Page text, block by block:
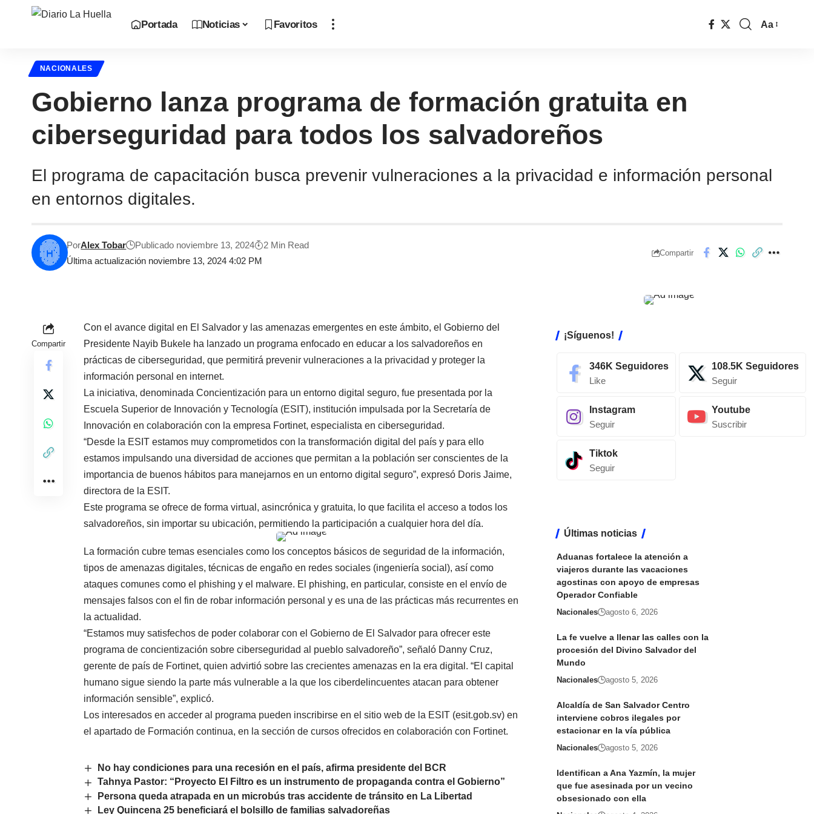
Portada Noticias Favoritos Aa
NACIONALES
Gobierno lanza programa de formación gratuita en
ciberseguridad para todos los salvadoreños
El programa de capacitación busca prevenir vulneraciones a la privacidad e información personal
en entornos digitales.
Última actualización noviembre 13, 2024 4:02 PM
PorAlex Tobar Publicado noviembre 13, 2024 2 Min Read
Compartir
Compartir
Con el avance digital en El Salvador y las amenazas emergentes en este ámbito, el Gobierno del
Presidente Nayib Bukele ha lanzado un programa enfocado en educar a los salvadoreños en
prácticas de ciberseguridad, que permitirá prevenir vulneraciones a la privacidad y proteger la
información personal en internet.
La iniciativa, denominada Concientización para un entorno digital seguro, fue presentada por la
Escuela Superior de Innovación y Tecnología (ESIT), institución impulsada por la Secretaría de
Innovación en colaboración con la empresa Fortinet, especialista en ciberseguridad.
“Desde la ESIT estamos muy comprometidos con la transformación digital del país y para ello
estamos impulsando una diversidad de acciones que permitan a la población ser conscientes de la
importancia de buenos hábitos para manejarnos en un entorno digital seguro”, expresó Doris Jaime,
directora de la ESIT.
Este programa se ofrece de forma virtual, asincrónica y gratuita, lo que facilita el acceso a todos los
salvadoreños, sin importar su ubicación, permitiendo la participación a cualquier hora del día.
La formación cubre temas esenciales como los conceptos básicos de seguridad de la información,
tipos de amenazas digitales, técnicas de engaño en redes sociales (ingeniería social), así como
ataques comunes como el phishing y el malware. El phishing, en particular, consiste en el envío de
mensajes falsos con el fin de robar información personal y es una de las prácticas más recurrentes en
la actualidad.
“Estamos muy satisfechos de poder colaborar con el Gobierno de El Salvador para ofrecer este
programa de concientización sobre ciberseguridad al pueblo salvadoreño”, señaló Danny Cruz,
gerente de país de Fortinet, quien advirtió sobre las crecientes amenazas en la era digital. “El capital
humano sigue siendo la parte más vulnerable a la que los ciberdelincuentes atacan para obtener
información sensible”, explicó.
Los interesados en acceder al programa pueden inscribirse en el sitio web de la ESIT (esit.gob.sv) en
el apartado de Formación continua, en la sección de cursos ofrecidos en colaboración con Fortinet.
No hay condiciones para una recesión en el país, afirma presidente del BCR
Tahnya Pastor: “Proyecto El Filtro es un instrumento de propaganda contra el Gobierno”
Persona queda atrapada en un microbús tras accidente de tránsito en La Libertad
Ley Quincena 25 beneficiará el bolsillo de familias salvadoreñas
¡Síguenos!
346K Seguidores
Like
108.5K Seguidores
Seguir
Instagram
Seguir
Youtube
Suscribir
Tiktok
Seguir
Últimas noticias
Aduanas fortalece la atención a
viajeros durante las vacaciones
agostinas con apoyo de empresas
Operador Confiable
Nacionales agosto 6, 2026
La fe vuelve a llenar las calles con la
procesión del Divino Salvador del
Mundo
Nacionales agosto 5, 2026
Alcaldía de San Salvador Centro
interviene cobros ilegales por
estacionar en la vía pública
Nacionales agosto 5, 2026
Identifican a Ana Yazmín, la mujer
que fue asesinada por un vecino
obsesionado con ella